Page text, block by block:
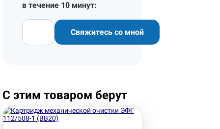
в течение 10 минут:
Свяжитесь со мной
С этим товаром берут